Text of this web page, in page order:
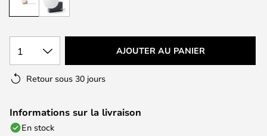
1 AJOUTER AU PANIER
Retour sous 30 jours
Informations sur la livraison
En stock